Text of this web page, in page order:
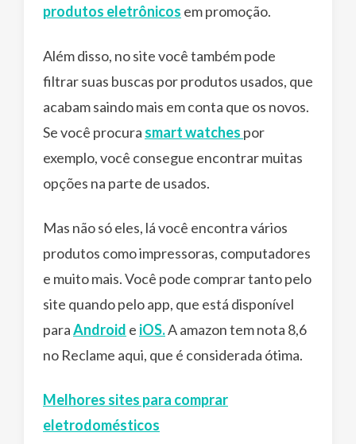
produtos eletrônicos em promoção.
Além disso, no site você também pode
filtrar suas buscas por produtos usados, que
acabam saindo mais em conta que os novos.
Se você procura smart watches por
exemplo, você consegue encontrar muitas
opções na parte de usados.
Mas não só eles, lá você encontra vários
produtos como impressoras, computadores
e muito mais. Você pode comprar tanto pelo
site quando pelo app, que está disponível
paraAndroid e iOS.A amazon tem nota 8,6
no Reclame aqui, que é considerada ótima.
Melhores sites para comprar
eletrodomésticos